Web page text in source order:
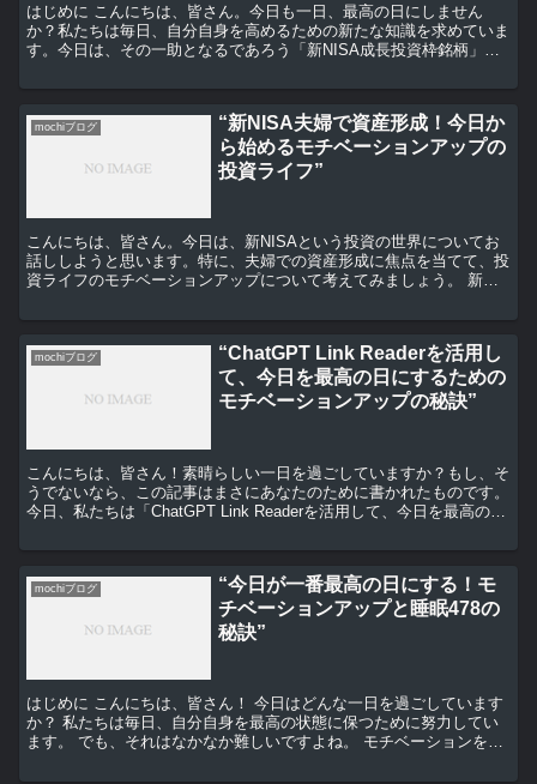
はじめに こんにちは、皆さん。今日も一日、最高の日にしません
か？私たちは毎日、自分自身を高めるための新たな知識を求めていま
す。今日は、その一助となるであろう「新NISA成長投資枠銘柄」に
mochiブログ
“新NISA夫婦で資産形成！今日か
ら始めるモチベーションアップの
投資ライフ”
こんにちは、皆さん。今日は、新NISAという投資の世界についてお
話ししようと思います。特に、夫婦での資産形成に焦点を当てて、投
資ライフのモチベーションアップについて考えてみましょう。 新
mochiブログ
“ChatGPT Link Readerを活用し
て、今日を最高の日にするための
モチベーションアップの秘訣”
こんにちは、皆さん！素晴らしい一日を過ごしていますか？もし、そ
うでないなら、この記事はまさにあなたのために書かれたものです。
今日、私たちは「ChatGPT Link Readerを活用して、今日を最高の日
mochiブログ
“今日が一番最高の日にする！モ
チベーションアップと睡眠478の
秘訣”
はじめに こんにちは、皆さん！ 今日はどんな一日を過ごしています
か？ 私たちは毎日、自分自身を最高の状態に保つために努力してい
ます。 でも、それはなかなか難しいですよね。 モチベーションを上